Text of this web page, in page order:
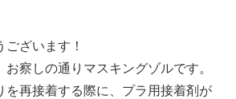
ざいます！
察しの通りマスキングゾルです。
を再接着する際に、プラ用接着剤が